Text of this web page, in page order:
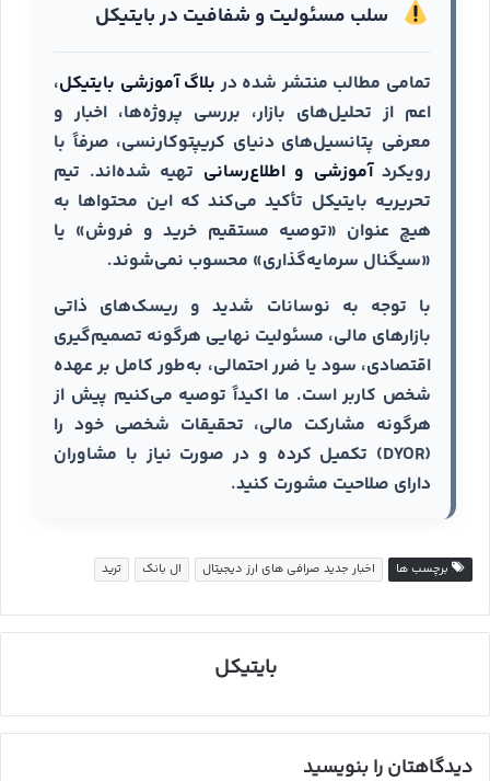
سلب مسئولیت و شفافیت در بایتیکل
تمامی مطالب منتشر شده در بلاگ آموزشی بایتیکل،
اعم از تحلیل‌های بازار، بررسی پروژه‌ها، اخبار و
معرفی پتانسیل‌های دنیای کریپتوکارنسی، صرفاً با
رویکردآموزشی و اطلاع‌رسانی تهیه شده‌اند. تیم
تحریریه بایتیکل تأکید می‌کند که این محتواها به
هیچ عنوان «توصیه مستقیم خرید و فروش» یا
«سیگنال سرمایه‌گذاری» محسوب نمی‌شوند.
با توجه به نوسانات شدید و ریسک‌های ذاتی
بازارهای مالی، مسئولیت نهایی هرگونه تصمیم‌گیری
اقتصادی، سود یا ضرر احتمالی، به‌طور کامل بر عهده
شخص کاربر است. ما اکیداً توصیه می‌کنیم پیش از
هرگونه مشارکت مالی، تحقیقات شخصی خود را
(DYOR) تکمیل کرده و در صورت نیاز با مشاوران
دارای صلاحیت مشورت کنید.
برچسب ها اخبار جدید صرافی های ارز دیجیتال ال بانک ترید
بایتیکل
دیدگاهتان را بنویسید